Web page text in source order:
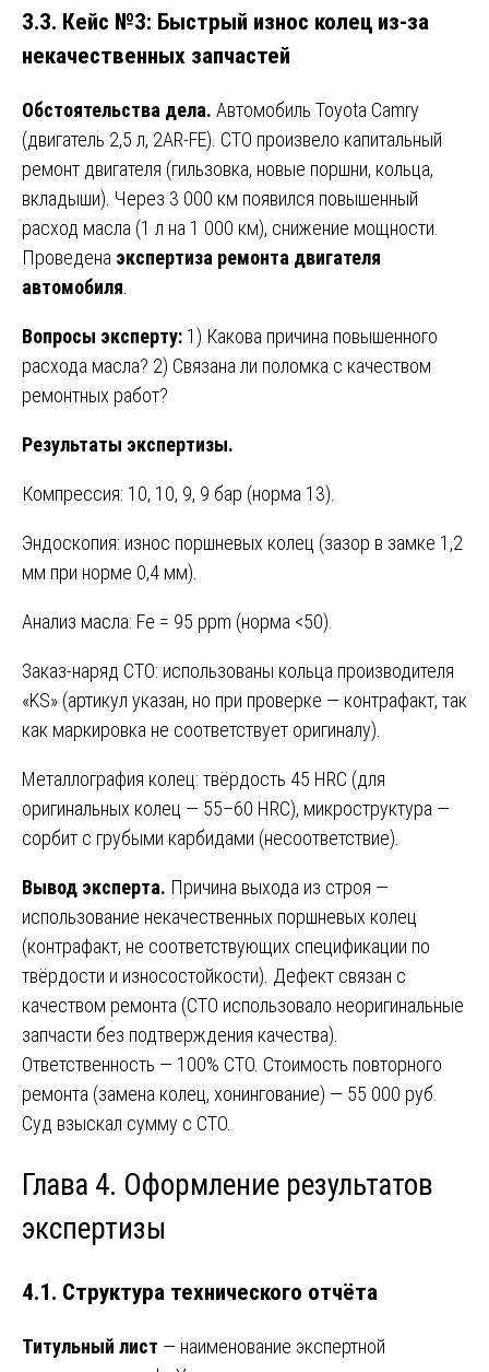
3.3. Кейс №3: Быстрый износ колец из-за
некачественных запчастей
Обстоятельства дела. Автомобиль Toyota Camry
(двигатель 2,5 л, 2AR-FE). СТО произвело капитальный
ремонт двигателя (гильзовка, новые поршни, кольца,
вкладыши). Через 3 000 км появился повышенный
расход масла (1 л на 1 000 км), снижение мощности.
Проведена экспертиза ремонта двигателя
автомобиля
Вопросы эксперту: 1) Какова причина повышенного
расхода масла? 2) Связана ли поломка с качеством
ремонтных работ?
Результаты экспертизы.
Компрессия: 10, 10, 9, 9 бар (норма 13).
Эндоскопия: износ поршневых колец (зазор в замке 1,2
мм при норме 0,4 мм).
Анализ масла: Fe = 95 ppm (норма <50).
Заказ-наряд СТО: использованы кольца производителя
«KS» (артикул указан, но при проверке — контрафакт, так
как маркировка не соответствует оригиналу).
Металлография колец: твёрдость 45 HRC (для
оригинальных колец — 55–60 HRC), микроструктура —
сорбит с грубыми карбидами (несоответствие).
Вывод эксперта. Причина выхода из строя —
использование некачественных поршневых колец
(контрафакт, не соответствующих спецификации по
твёрдости и износостойкости). Дефект связан с
качеством ремонта (СТО использовало неоригинальные
запчасти без подтверждения качества).
Ответственность — 100% СТО. Стоимость повторного
ремонта (замена колец, хонингование) — 55 000 руб.
Суд взыскал сумму с СТО.
Глава 4. Оформление результатов
экспертизы
4.1. Структура технического отчёта
Титульный лист — наименование экспертной